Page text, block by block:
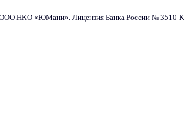
НКО «ЮМани». Лицензия Банка России № 3510‑К